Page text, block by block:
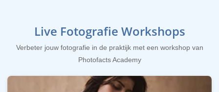
Live Fotografie Workshops
Verbeter jouw fotografie in de praktijk met een workshop van
Photofacts Academy